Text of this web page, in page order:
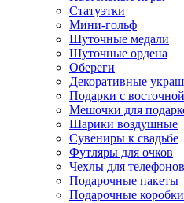
Статуэтки
Мини-гольф
Шуточные медали
Шуточные ордена
Обереги
Декоративные
Подарки с
Мешочки для
Шарики воздушные
Сувениры к свадьбе
Футляры для очков
Чехлы для
Подарочные пакеты
Подарочные коробки